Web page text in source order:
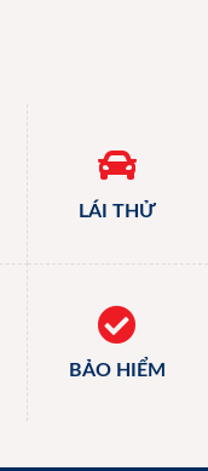
LÁI THỬ
BẢO HIỂM